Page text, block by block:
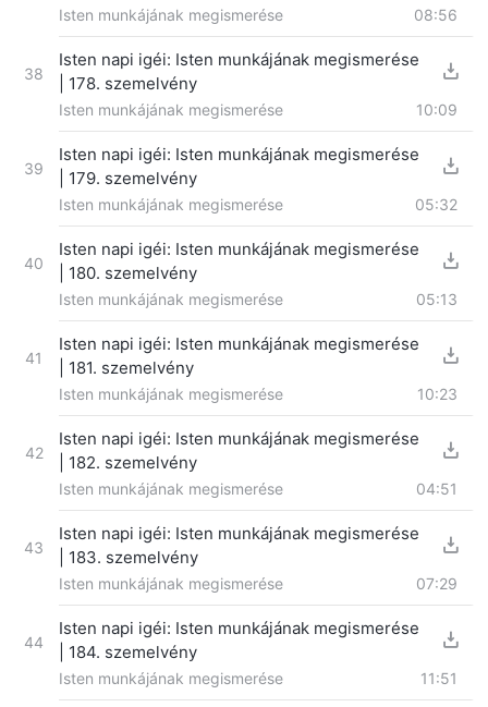
Isten munkájának megismerése 08:56
38
Isten napi igéi: Isten munkájának megismerése
| 178. szemelvény
Isten munkájának megismerése 10:09
39
Isten napi igéi: Isten munkájának megismerése
| 179. szemelvény
Isten munkájának megismerése 05:32
40
Isten napi igéi: Isten munkájának megismerése
| 180. szemelvény
Isten munkájának megismerése 05:13
41
Isten napi igéi: Isten munkájának megismerése
| 181. szemelvény
Isten munkájának megismerése 10:23
42
Isten napi igéi: Isten munkájának megismerése
| 182. szemelvény
Isten munkájának megismerése 04:51
43
Isten napi igéi: Isten munkájának megismerése
| 183. szemelvény
Isten munkájának megismerése 07:29
44
Isten napi igéi: Isten munkájának megismerése
| 184. szemelvény
Isten munkájának megismerése 11:51